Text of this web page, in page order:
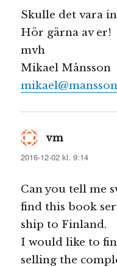
Skulle det vara
Hör gärna av er!
mvh
Mikael Månsson
vmskriver:
2016-12-02 kl. 9:14
Can you tell me
find this book
ship to Finland.
I would like to
selling the